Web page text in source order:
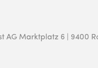
AG Marktplatz 6 | 9400